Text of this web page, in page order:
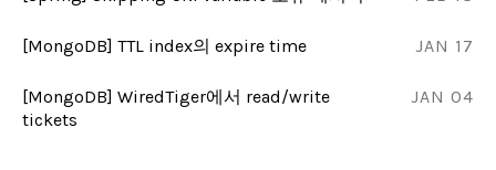
JAN 17
[MongoDB] TTL index의 expire time
JAN 04
[MongoDB] WiredTiger에서 read/write
tickets